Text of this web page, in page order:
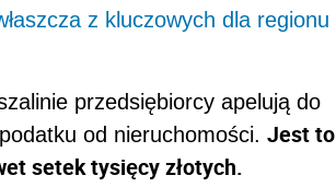
z kluczowych dla regionu
przedsiębiorcy apelują do
od nieruchomości. Jest to
setek tysięcy złotych.